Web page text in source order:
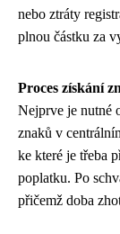
nebo ztráty
plnou částku za
Proces získání
Nejprve je nutné
znaků v
ke které je třeba
poplatku. Po
přičemž doba